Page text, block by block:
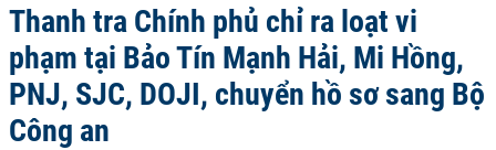
Thanh tra Chính phủ chỉ ra loạt vi
phạm tại Bảo Tín Mạnh Hải, Mi Hồng,
PNJ, SJC, DOJI, chuyển hồ sơ sang Bộ
Công an